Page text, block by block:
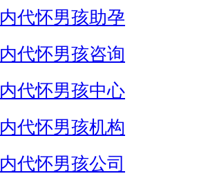
代怀男孩助孕
代怀男孩咨询
代怀男孩中心
代怀男孩机构
代怀男孩公司